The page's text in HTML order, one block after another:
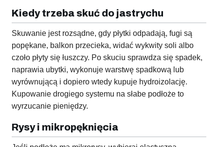
Kiedy trzeba skuć do jastrychu
Skuwanie jest rozsądne, gdy płytki odpadają, fugi są
popękane, balkon przecieka, widać wykwity soli albo
czoło płyty się łuszczy. Po skuciu sprawdza się spadek,
naprawia ubytki, wykonuje warstwę spadkową lub
wyrównującą i dopiero wtedy kupuje hydroizolację.
Kupowanie drogiego systemu na słabe podłoże to
wyrzucanie pieniędzy.
Rysy i mikropęknięcia